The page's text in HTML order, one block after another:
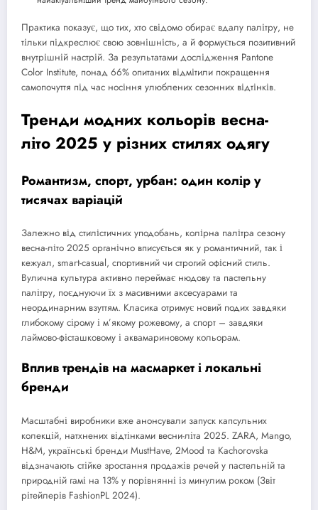
Практика показує, що тих, хто свідомо обирає вдалу палітру, не
тільки підкреслює свою зовнішність, а й формується позитивний
внутрішній настрій. За результатами дослідження Pantone
Color Institute, понад 66% опитаних відмітили покращення
самопочуття під час носіння улюблених сезонних відтінків.
Тренди модних кольорів весна-
літо 2025 у різних стилях одягу
Романтизм, спорт, урбан: один колір у
тисячах варіацій
Залежно від стилістичних уподобань, колірна палітра сезону
весна-літо 2025 органічно вписується як у романтичний, так і
кежуал, smart-casual, спортивний чи строгий офісний стиль.
Вулична культура активно переймає нюдову та пастельну
палітру, поєднуючи їх з масивними аксесуарами та
неординарним взуттям. Класика отримує новий подих завдяки
глибокому сірому і м’якому рожевому, а спорт – завдяки
лаймово-фісташковому і аквамариновому кольорам.
Вплив трендів на масмаркет і локальні
бренди
Масштабні виробники вже анонсували запуск капсульних
колекцій, натхнених відтінками весни-літа 2025. ZARA, Mango,
H&M, українські бренди MustHave, 2Mood та Kachorovska
відзначають стійке зростання продажів речей у пастельній та
природній гамі на 13% у порівнянні із минулим роком (Звіт
рітейлерів FashionPL 2024).